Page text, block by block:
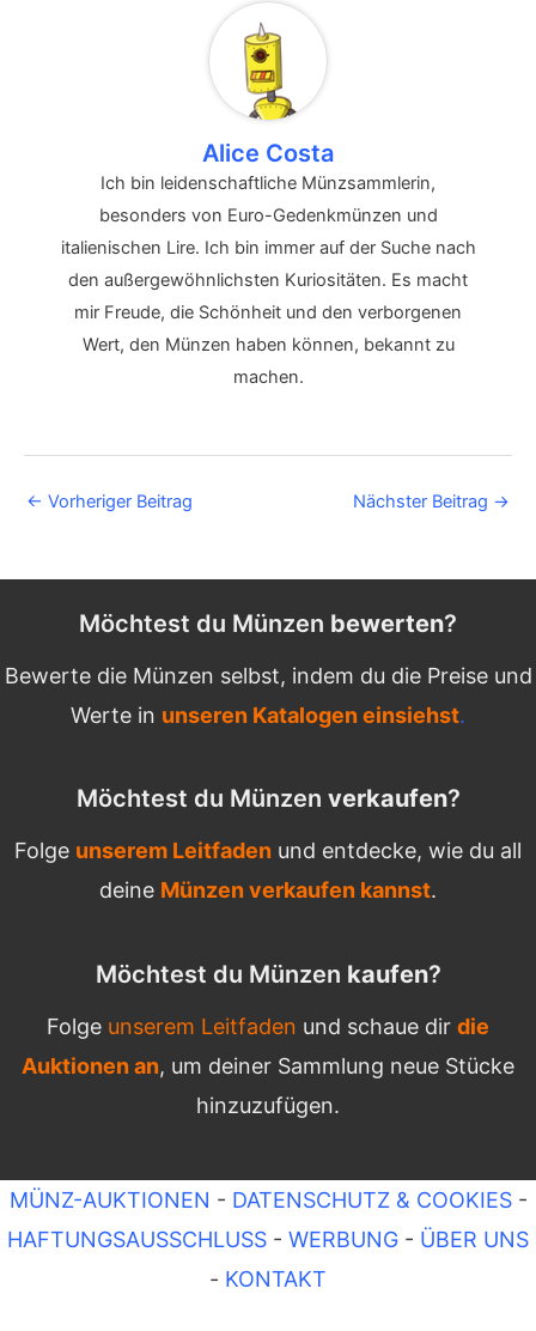
Alice Costa
Ich bin leidenschaftliche Münzsammlerin,
besonders von Euro-Gedenkmünzen und
italienischen Lire. Ich bin immer auf der Suche nach
den außergewöhnlichsten Kuriositäten. Es macht
mir Freude, die Schönheit und den verborgenen
Wert, den Münzen haben können, bekannt zu
machen.
Post
← Vorheriger Beitrag Nächster Beitrag →
Möchtest du Münzen bewerten?
Bewerte die Münzen selbst, indem du die Preise und
Werte in unseren Katalogen einsiehst.
Möchtest du Münzen verkaufen?
Folge unserem Leitfaden und entdecke, wie du all
deine Münzen verkaufen kannst.
Möchtest du Münzen kaufen?
Folge unserem Leitfaden und schaue dir die
Auktionen an, um deiner Sammlung neue Stücke
hinzuzufügen.
MÜNZ-AUKTIONEN - DATENSCHUTZ & COOKIES-
HAFTUNGSAUSSCHLUSS - WERBUNG - ÜBER UNS
- KONTAKT